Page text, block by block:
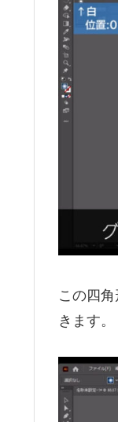
この四
きます。